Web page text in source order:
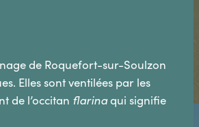
de Roquefort-sur-Soulzon
Elles sont ventilées par les
de l’occitan flarinaqui signifie